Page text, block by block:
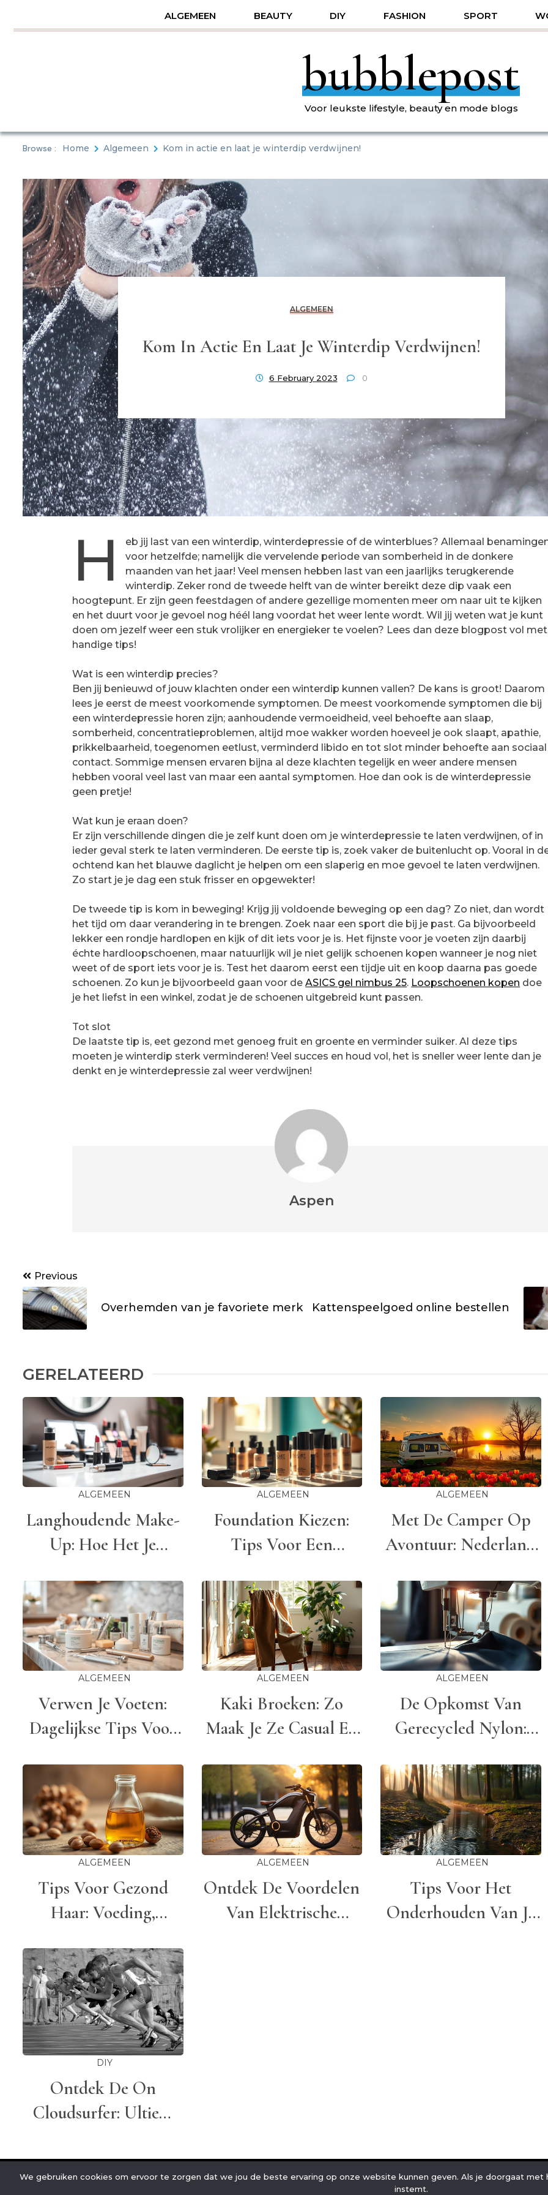
ALGEMEEN BEAUTY DIY FASHION SPORT
bubblepost
Voor leukste lifestyle, beauty en mode blogs
Browse : Home Algemeen Kom in actie en laat je winterdip verdwijnen!
ALGEMEEN
Kom In Actie En Laat Je Winterdip Verdwijnen!
6 February 2023 0
H
eb jij last van een winterdip, winterdepressie of de winterblues? Allemaal
voor hetzelfde; namelijk die vervelende periode van somberheid in de donkere
maanden van het jaar! Veel mensen hebben last van een jaarlijks terugkerende
winterdip. Zeker rond de tweede helft van de winter bereikt deze dip vaak een
hoogtepunt. Er zijn geen feestdagen of andere gezellige momenten meer om naar uit te kijken
en het duurt voor je gevoel nog héél lang voordat het weer lente wordt. Wil jij weten wat je kunt
doen om jezelf weer een stuk vrolijker en energieker te voelen? Lees dan deze blogpost vol met
handige tips!
Wat is een winterdip precies?
Ben jij benieuwd of jouw klachten onder een winterdip kunnen vallen? De kans is groot! Daarom
lees je eerst de meest voorkomende symptomen. De meest voorkomende symptomen die bij
een winterdepressie horen zijn; aanhoudende vermoeidheid, veel behoefte aan slaap,
somberheid, concentratieproblemen, altijd moe wakker worden hoeveel je ook slaapt, apathie,
prikkelbaarheid, toegenomen eetlust, verminderd libido en tot slot minder behoefte aan sociaal
contact. Sommige mensen ervaren bijna al deze klachten tegelijk en weer andere mensen
hebben vooral veel last van maar een aantal symptomen. Hoe dan ook is de winterdepressie
geen pretje!
Wat kun je eraan doen?
Er zijn verschillende dingen die je zelf kunt doen om je winterdepressie te laten verdwijnen, of in
ieder geval sterk te laten verminderen. De eerste tip is, zoek vaker de buitenlucht op. Vooral in
ochtend kan het blauwe daglicht je helpen om een slaperig en moe gevoel te laten verdwijnen.
Zo start je je dag een stuk frisser en opgewekter!
De tweede tip is kom in beweging! Krijg jij voldoende beweging op een dag? Zo niet, dan wordt
het tijd om daar verandering in te brengen. Zoek naar een sport die bij je past. Ga bijvoorbeeld
lekker een rondje hardlopen en kijk of dit iets voor je is. Het fijnste voor je voeten zijn daarbij
échte hardloopschoenen, maar natuurlijk wil je niet gelijk schoenen kopen wanneer je nog niet
weet of de sport iets voor je is. Test het daarom eerst een tijdje uit en koop daarna pas goede
schoenen. Zo kun je bijvoorbeeld gaan voor deASICS gel nimbus 25. Loopschoenen kopen doe
je het liefst in een winkel, zodat je de schoenen uitgebreid kunt passen.
Tot slot
De laatste tip is, eet gezond met genoeg fruit en groente en verminder suiker. Al deze tips
moeten je winterdip sterk verminderen! Veel succes en houd vol, het is sneller weer lente dan je
denkt en je winterdepressie zal weer verdwijnen!
Aspen
Post
navigation
Previous
Overhemden van je favoriete merk Kattenspeelgoed online bestellen
GERELATEERD
ALGEMEEN
Langhoudende Make-
Up: Hoe Het Je
Verandert
ALGEMEEN
Foundation Kiezen:
Tips Voor Een
Natuurlijke Look
ALGEMEEN
Met De Camper Op
Avontuur: Nederland
Verkennen
ALGEMEEN
Verwen Je Voeten:
Dagelijkse Tips Voor
Voeten
ALGEMEEN
Kaki Broeken: Zo
Maak Je Ze Casual En
Situatie
ALGEMEEN
De Opkomst Van
Gerecycled Nylon:
Iconen
ALGEMEEN
Tips Voor Gezond
Haar: Voeding,
Natuurlijke Oliën
ALGEMEEN
Ontdek De Voordelen
Van Elektrische
ALGEMEEN
Tips Voor Het
Onderhouden Van Je
DIY
Ontdek De On
Cloudsurfer: Ultiem
Hardlopen
We gebruiken cookies om ervoor te zorgen dat we jou de beste ervaring op onze website kunnen geven. Als je doorgaat
instemt.